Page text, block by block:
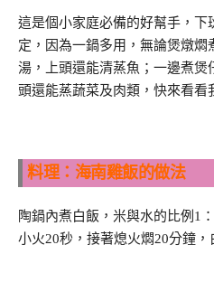
這是個小家庭必備的好幫手，下
定，因為一鍋多用，無論煲燉
湯，上頭還能清蒸魚；一邊煮煲
頭還能蒸蔬菜及肉類，快來看看
料理：海南雞飯的做法
陶鍋內煮白飯，米與水的比例1
小火20秒，接著熄火燜20分鐘